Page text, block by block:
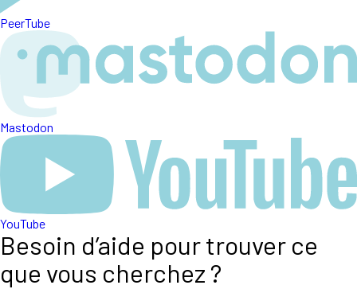
PeerTube
Mastodon
YouTube
Besoin d’aide pour trouver ce
que vous cherchez ?